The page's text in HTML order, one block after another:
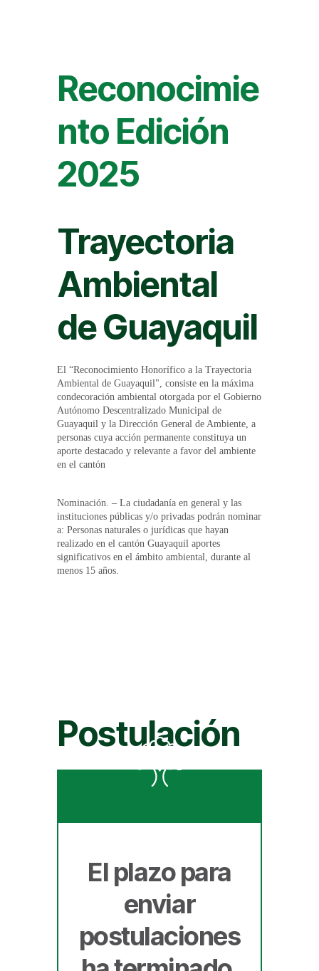
Reconocimie
nto Edición
2025
Trayectoria
Ambiental
de Guayaquil
El “Reconocimiento Honorífico a la Trayectoria
Ambiental de Guayaquil", consiste en la máxima
condecoración ambiental otorgada por el Gobierno
Autónomo Descentralizado Municipal de
Guayaquil y la Dirección General de Ambiente, a
personas cuya acción permanente constituya un
aporte destacado y relevante a favor del ambiente
en el cantón
Nominación. – La ciudadanía en general y las
instituciones públicas y/o privadas podrán nominar
a: Personas naturales o jurídicas que hayan
realizado en el cantón Guayaquil aportes
significativos en el ámbito ambiental, durante al
menos 15 años.
Postulación
El plazo para
enviar
postulaciones